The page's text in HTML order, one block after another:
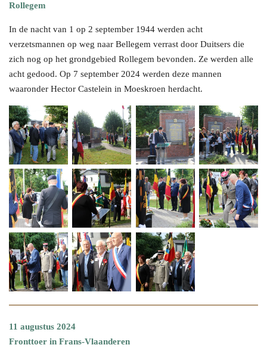
Rollegem
In de nacht van 1 op 2 september 1944 werden acht
verzetsmannen op weg naar Bellegem verrast door Duitsers die
zich nog op het grondgebied Rollegem bevonden. Ze werden alle
acht gedood. Op 7 september 2024 werden deze mannen
waaronder Hector Castelein in Moeskroen herdacht.
11 augustus 2024
Fronttoer in Frans-Vlaanderen